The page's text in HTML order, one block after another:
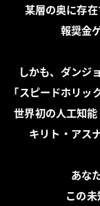
某層の奥に存在
報奨金
しかも、ダンジ
「スピードホリッ
世界初の人工知
キリト・アス
あな
この